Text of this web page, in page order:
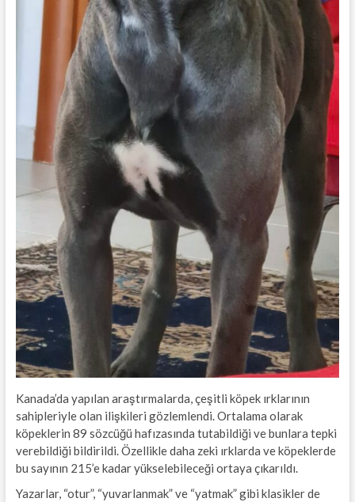
Kanada’da yapılan araştırmalarda, çeşitli köpek ırklarının
sahipleriyle olan ilişkileri gözlemlendi. Ortalama olarak
köpeklerin 89 sözcüğü hafızasında tutabildiği ve bunlara tepki
verebildiği bildirildi. Özellikle daha zeki ırklarda ve köpeklerde
bu sayının 215’e kadar yükselebileceği ortaya çıkarıldı.
Yazarlar, “otur”, “yuvarlanmak” ve “yatmak” gibi klasikler de